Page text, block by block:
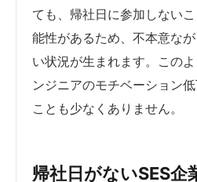
ても、帰社日に参加しない
能性があるため、不本意な
い状況が生まれます。この
ンジニアのモチベーション
ことも少なくありません。
帰社日がないSES企